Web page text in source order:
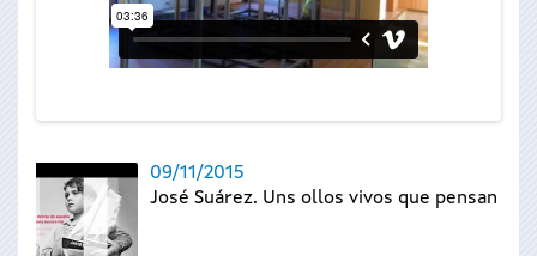
09/11/2015
José Suárez. Uns ollos vivos que pensan